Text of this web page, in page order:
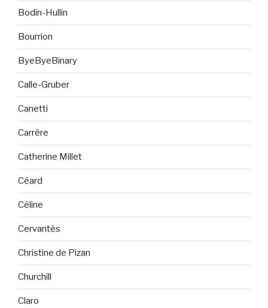
Bodin-Hullin
Bourrion
ByeByeBinary
Calle-Gruber
Canetti
Carrère
Catherine Millet
Céard
Céline
Cervantès
Christine de Pizan
Churchill
Claro